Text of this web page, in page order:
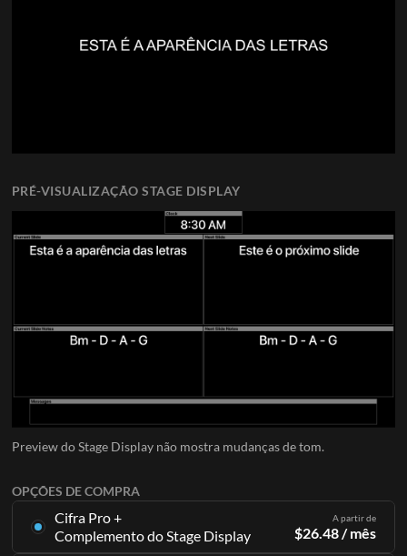
OPÇÕES DE COMPRA
Cifra Pro +
Complemento do Stage Display
A partir de
$26.48/ mês
PRÉ-VISUALIZAÇÃO STAGE DISPLAY
Preview do Stage Display não mostra mudanças de tom.